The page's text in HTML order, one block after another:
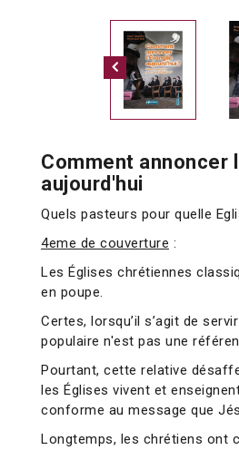
Comment annoncer
aujourd'hui
Quels pasteurs pour quelle
4eme de couverture :
Les Églises chrétiennes
en poupe.
Certes, lorsqu’il s’agit de
populaire n'est pas une
Pourtant, cette relative
les Églises vivent et
conforme au message que
Longtemps, les chrétiens ont